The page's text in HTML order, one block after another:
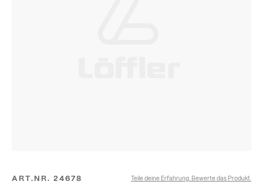
ART.NR. 24678 Teile deine Erfahrung. Bewerte das Produkt.